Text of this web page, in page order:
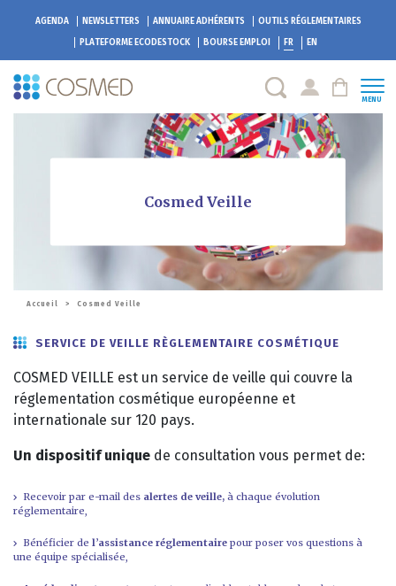
AGENDA NEWSLETTERS ANNUAIRE ADHÉRENTS
OUTILS RÉGLEMENTAIRES
PLATEFORME ECODESTOCK BOURSE EMPLOI FR EN
MENU
Cosmed Veille
Accueil > Cosmed Veille
SERVICE DE VEILLE RÈGLEMENTAIRE COSMÉTIQUE
COSMED VEILLE est un service de veille qui couvre la
réglementation cosmétique européenne et
internationale sur 120 pays.
Un dispositif unique de consultation vous permet de:
Recevoir par e-mail des alertes de veille, à chaque évolution
réglementaire,
Bénéficier de l’assistance réglementaire pour poser vos questions à
une équipe spécialisée,